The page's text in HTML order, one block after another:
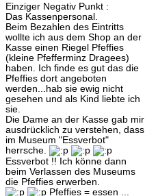
Einziger Negativ Punkt :
Das Kassenpersonal.
Beim Bezahlen des Eintritts
wollte ich aus dem Shop an der
Kasse einen Riegel Pfeffies
(kleine Pfefferminz Dragees)
haben. Ich finde es gut das die
Pfeffies dort angeboten
werden...hab sie ewig nicht
gesehen und als Kind liebte ich
sie.
Die Dame an der Kasse gab mir
ausdrücklich zu verstehen, dass
im Museum "Essverbot"
herrsche.
Essverbot !! Ich könne dann
beim Verlassen des Museums
die Pfeffies erwerben.
Pfeffies = essen ...